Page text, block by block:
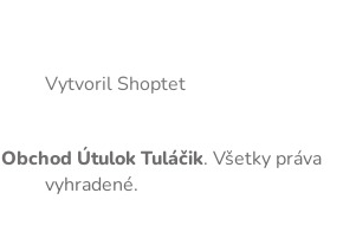
Vytvoril Shoptet
Obchod Útulok Tuláčik. Všetky práva
vyhradené.